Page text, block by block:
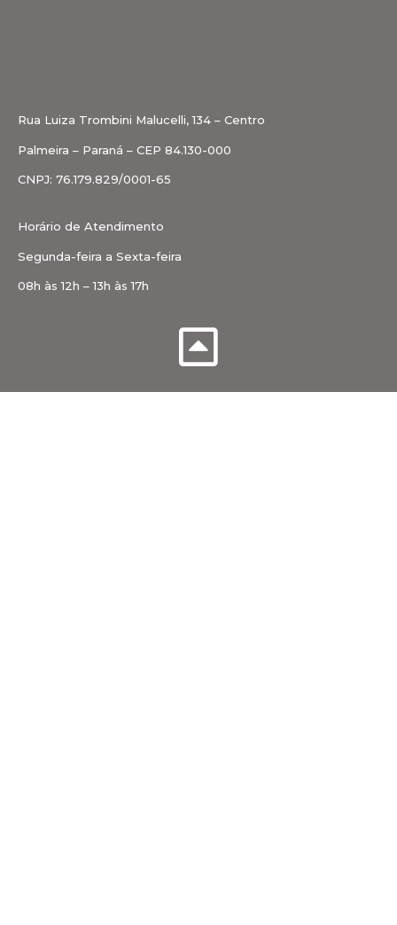
Rua Luiza Trombini Malucelli, 134 – Centro
Palmeira – Paraná – CEP 84.130-000
CNPJ: 76.179.829/0001-65
Horário de Atendimento
Segunda-feira a Sexta-feira
08h às 12h – 13h às 17h